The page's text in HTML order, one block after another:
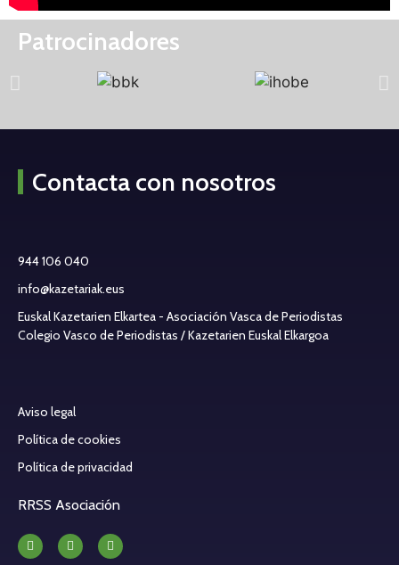
Patrocinadores
Contacta con nosotros
944 106 040
info@kazetariak.eus
Euskal Kazetarien Elkartea - Asociación Vasca de Periodistas
Colegio Vasco de Periodistas / Kazetarien Euskal Elkargoa
Aviso legal
Política de cookies
Política de privacidad
RRSS Asociación